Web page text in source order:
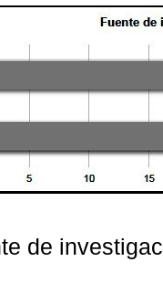
de